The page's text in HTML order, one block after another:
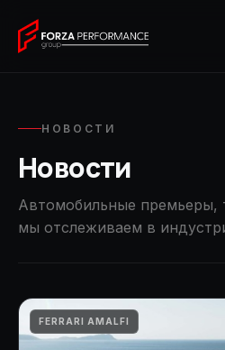
НОВОСТИ
Новости
Автомобильные премьеры,
мы отслеживаем в
FERRARI AMALFI